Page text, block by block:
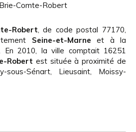
Comte-Robert
Robert, de code postal 77170,
Seine-et-Marne et à la
En 2010, la ville comptait 16251
Robert est située à proximité de
sous-Sénart, Lieusaint, Moissy-